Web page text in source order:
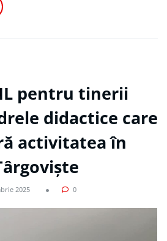
pentru tinerii
didactice care
activitatea în
2025 0